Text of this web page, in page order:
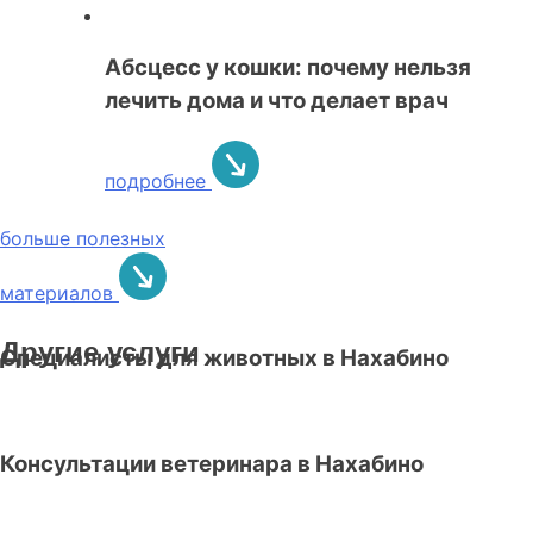
Абсцесс у кошки: почему нельзя
лечить дома и что делает врач
подробнее
больше полезных
материалов
Другие услуги
Специалисты для животных в Нахабино
Консультации ветеринара в Нахабино